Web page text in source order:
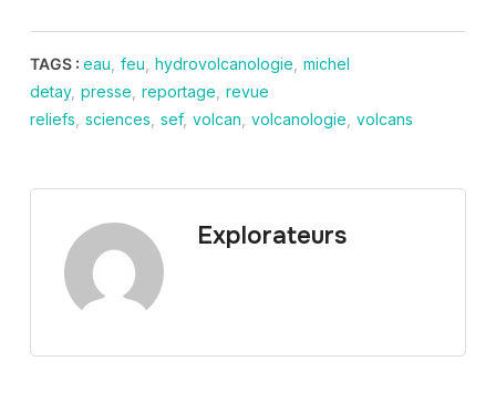
TAGS : eau feu hydrovolcanologie michel
detay, presse reportage revue
reliefs sciences sef, volcan volcanologie volcans
Explorateurs